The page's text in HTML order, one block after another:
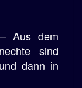
Aus dem
sind
dann in